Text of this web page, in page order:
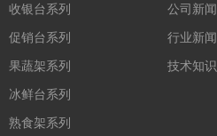
收银台系列
促销台系列
果蔬架系列
冰鲜台系列
熟食架系列
公司新闻
行业新闻
技术知识